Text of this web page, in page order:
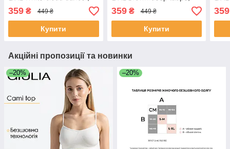
топ бандо, без бретелей,
комфортний
359 ₴ 449 ₴
Купити
топ бандо, без бретелей
359₴ 449 ₴
Купити
359
Акційні пропозиції та новинки
–20% –20%